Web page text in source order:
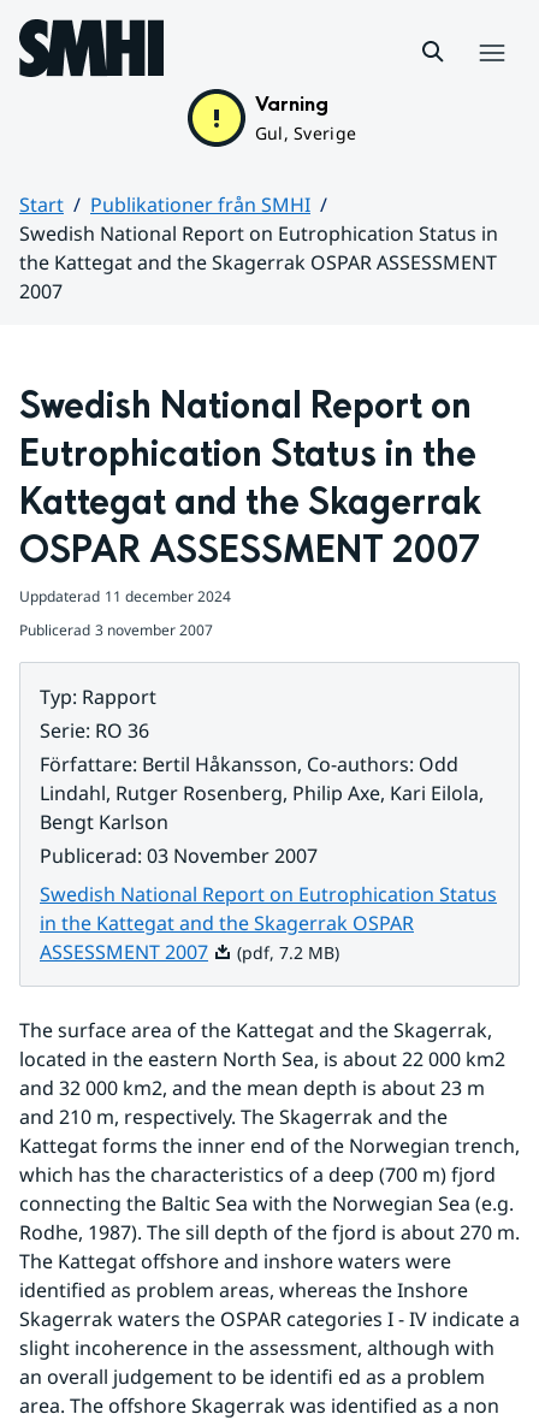
Hoppa till sidans innehåll
Varning
Gul, Sverige
Start
Publikationer från SMHI
Swedish National Report on Eutrophication Status in
the Kattegat and the Skagerrak OSPAR ASSESSMENT
2007
Swedish National Report on
Eutrophication Status in the
Kattegat and the Skagerrak
OSPAR ASSESSMENT 2007
Uppdaterad 11 december 2024
Publicerad 3 november 2007
Typ: Rapport
Serie: RO 36
Författare: Bertil Håkansson, Co-authors: Odd
Lindahl, Rutger Rosenberg, Philip Axe, Kari Eilola,
Bengt Karlson
Publicerad: 03 November 2007
Swedish National Report on Eutrophication Status
in the Kattegat and the Skagerrak OSPAR
ASSESSMENT 2007Pdf, 7.2 MB.
(pdf, 7.2 MB)
The surface area of the Kattegat and the Skagerrak,
located in the eastern North Sea, is about 22 000 km2
and 32 000 km2, and the mean depth is about 23 m
and 210 m, respectively. The Skagerrak and the
Kattegat forms the inner end of the Norwegian trench,
which has the characteristics of a deep (700 m) fjord
connecting the Baltic Sea with the Norwegian Sea (e.g.
Rodhe, 1987). The sill depth of the fjord is about 270 m.
The Kattegat offshore and inshore waters were
identified as problem areas, whereas the Inshore
Skagerrak waters the OSPAR categories I - IV indicate a
slight incoherence in the assessment, although with
an overall judgement to be identifi ed as a problem
area. The offshore Skagerrak was identified as a non